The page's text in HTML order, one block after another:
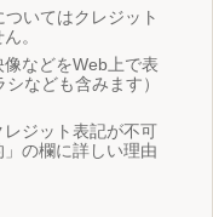
いてはクレジット
。
などをWeb上で表
なども含みます）
ジット表記が不可
の欄に詳しい理由